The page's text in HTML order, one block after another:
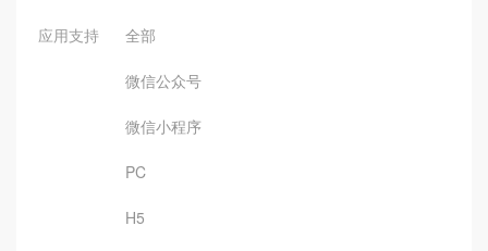
应用支持 全部
微信公众号
微信小程序
PC
H5